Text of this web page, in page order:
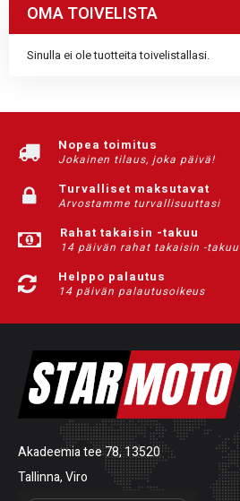
OMA TOIVELISTA
Sinulla ei ole tuotteita toivelistallasi.
Nopea toimitus
Jokainen tilaus, joka päivä!
Turvalliset maksutavat
Arvostamme turvallisuuttasi
Rahat takaisin -takuu
14 päivän rahat takaisin -takuu
Helppo palautus
14 päivän palautusoikeus
Akadeemia tee 78, 13520
Tallinna, Viro